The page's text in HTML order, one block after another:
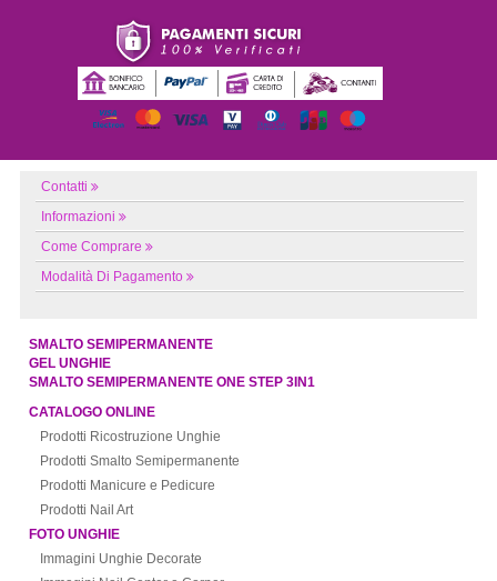
Contatti
Informazioni
Come Comprare
Modalità Di Pagamento
SMALTO SEMIPERMANENTE
GEL UNGHIE
SMALTO SEMIPERMANENTE ONE STEP 3IN1
CATALOGO ONLINE
Prodotti Ricostruzione Unghie
Prodotti Smalto Semipermanente
Prodotti Manicure e Pedicure
Prodotti Nail Art
FOTO UNGHIE
Immagini Unghie Decorate